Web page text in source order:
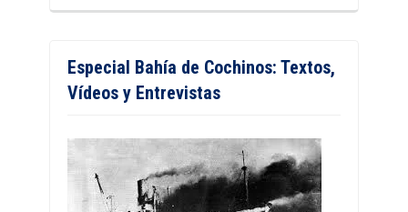
Especial Bahía de Cochinos: Textos,
Vídeos y Entrevistas